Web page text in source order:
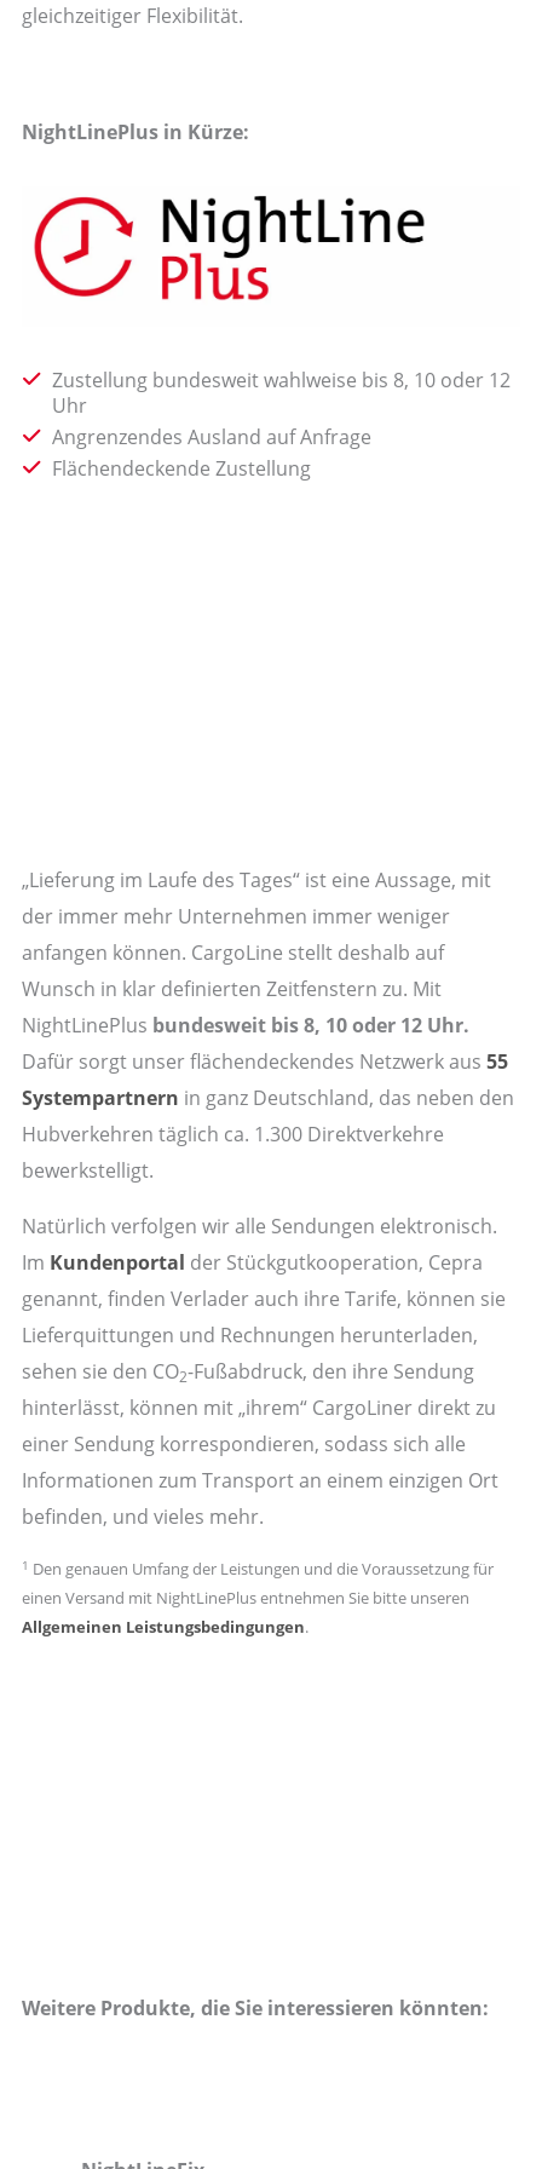
gleichzeitiger Flexibilität.
NightLinePlus in Kürze:
Zustellung bundesweit wahlweise bis 8, 10 oder 12
Uhr
Angrenzendes Ausland auf Anfrage
Flächendeckende Zustellung
„Lieferung im Laufe des Tages“ ist eine Aussage, mit
der immer mehr Unternehmen immer weniger
anfangen können. CargoLine stellt deshalb auf
Wunsch in klar definierten Zeitfenstern zu. Mit
NightLinePlus bundesweit bis 8, 10 oder 12 Uhr.
Dafür sorgt unser flächendeckendes Netzwerk aus 55
Systempartnern in ganz Deutschland, das neben den
Hubverkehren täglich ca. 1.300 Direktverkehre
bewerkstelligt.
Natürlich verfolgen wir alle Sendungen elektronisch.
Im Kundenportal der Stückgutkooperation, Cepra
genannt, finden Verlader auch ihre Tarife, können sie
Lieferquittungen und Rechnungen herunterladen,
sehen sie den CO2-Fußabdruck, den ihre Sendung
hinterlässt, können mit „ihrem“ CargoLiner direkt zu
einer Sendung korrespondieren, sodass sich alle
Informationen zum Transport an einem einzigen Ort
befinden, und vieles mehr.
1 Den genauen Umfang der Leistungen und die Voraussetzung für
einen Versand mit NightLinePlus entnehmen Sie bitte unseren
Allgemeinen Leistungsbedingungen.
Weitere Produkte, die Sie interessieren könnten: